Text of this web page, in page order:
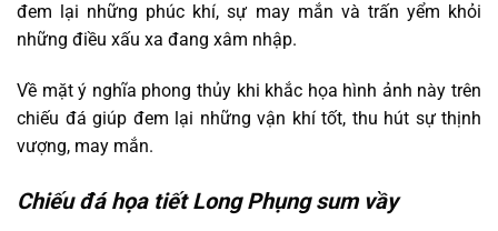
đem lại những phúc khí, sự may mắn và trấn yểm khỏi
những điều xấu xa đang xâm nhập.
Về mặt ý nghĩa phong thủy khi khắc họa hình ảnh này trên
chiếu đá giúp đem lại những vận khí tốt, thu hút sự thịnh
vượng, may mắn.
Chiếu đá họa tiết Long Phụng sum vầy